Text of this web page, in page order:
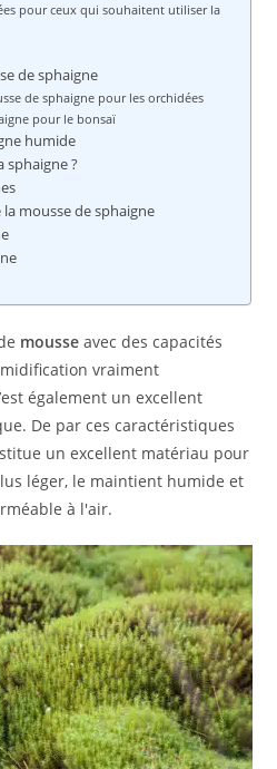
pour ceux qui souhaitent utiliser la
de sphaigne
de sphaigne pour les orchidées
pour le bonsaï
humide
sphaigne ?
mousse de sphaigne
mousse avec des capacités
vraiment
également un excellent
De par ces caractéristiques
un excellent matériau pour
léger, le maintient humide et
à l'air.